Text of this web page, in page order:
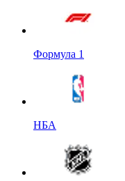
Формула 1
НБА